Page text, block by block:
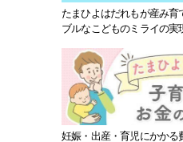
たまひよはだれもが産み
ブルなこどものミライの実
妊娠・出産・育児にかか